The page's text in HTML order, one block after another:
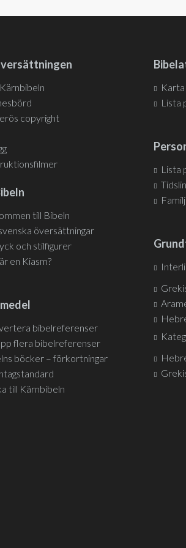
copyright
till Bibeln
översättningar
och stilfigurer
en Kiasm?
bibelreferenser
flera bibelreferenser
böcker – förkortningar
till Kärnbibeln
Karta
Lista
Lista